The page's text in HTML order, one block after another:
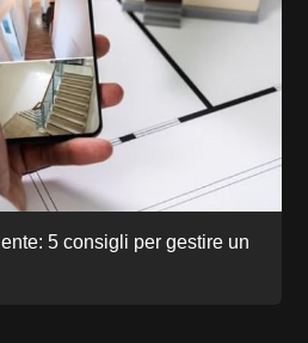
5 consigli per gestire un